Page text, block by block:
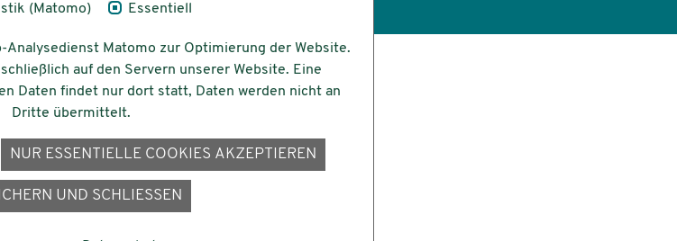
Gefördert vom
(Matomo) Essentiell
Matomo zur Optimierung der Website.
auf den Servern unserer Website. Eine
Daten findet nur dort statt, Daten werden nicht an
Dritte übermittelt.
NUR ESSENTIELLE COOKIES AKZEPTIEREN
UND SCHLIESSEN